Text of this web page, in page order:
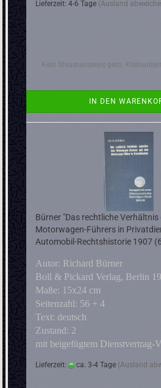
Lieferzeit: 4-6 Tage (Ausland
Kein Steuerausweis gem.
IN DEN
Bürner "Das rechtliche Verhältnis
Motorwagen-Führers in
Automobil-Rechtshistorie 1907
Autor: Richard Bürner
Boll & Pickard Verlag, Berlin
Maße: 15x24 cm
Seitenzahl: 56 + 4
Text: deutsch
Zustand: 2
mit beigefügtem Dienstvertrag-
Lieferzeit: ca. 3-4 Tage (Ausland